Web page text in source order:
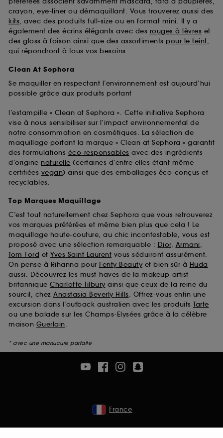
crayon, eye-liner ou démaquillant. Vous trouverez aussi des
kits, avec des produits full-size ou en format mini. Il y a
également des écrins élégants avec des rouges à lèvres et
des gloss à foison ainsi que des assortiments pour le teint,
qui répondront à tous vos besoins.
Clean At Sephora
Se maquiller en respectant l’environnement est aujourd’hui
possible grâce aux produits portant
l’estampille « Clean at Sephora ». Cette initiative Sephora
vise à nous sensibiliser sur l’impact environnemental de
notre consommation en cosmétiques. La sélection de
maquillage portant la marque « Clean at Sephora » garantit
des formulations éco-responsables avec des ingrédients
d’origine naturelle (certaines d’entre elles étant même
certifiées vegan) ainsi que des emballages éco-conçus et
recyclables.
Top Marques Maquillage
C’est tout naturellement chez Sephora que vous retrouverez
vos marques préférées et même bien plus que cela ! Le
maquillage haute-couture, au chic incontestable, vous est
proposé avec une sélection remarquable : Dior, Armani,
Tom Ford et Yves Saint Laurent vous séduiront assurément.
On pense à Rihanna pour Fenty Beauty et bien sûr à Huda
aussi. Découvrez les must-haves de la makeup-artist
britannique Charlotte Tilbury ainsi que ceux de la reine du
sourcil, chez Anastasia Beverly Hills. Offrez-vous enfin une
excursion dans l’outback australien avec les produits Tarte
ou une balade sur les Champs-Elysées grâce à la célèbre
maison Guerlain.
* avec une manucure parfaite
France